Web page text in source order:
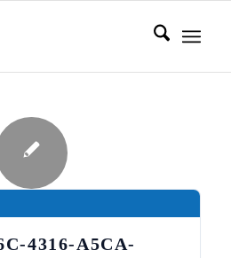
4316-A5CA-